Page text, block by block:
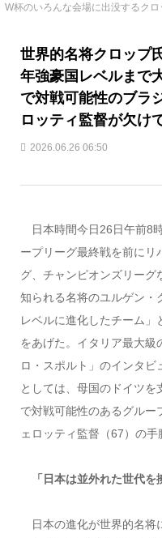
W杯のいろんな会場に出没するク
世界的名将クロップ
年強豪国レベルまで
で対戦可能性のブラ
ロッティ監督が欠け
2026.06.26 06:50
日本時間今日26日午前8
ープリーグ最終戦を前にリ
グ、チャンピオンズリーグ
知られる名将のユルゲン・
レベルに進化したチーム」
をあげた。イタリア最大級
ロ・スポルト」のインタ
としては、母国のドイツを
で対戦可能性のあるグルー
ェロッティ監督（67）の手
「日本は並外れた世代を
日本の進化が世界的名将